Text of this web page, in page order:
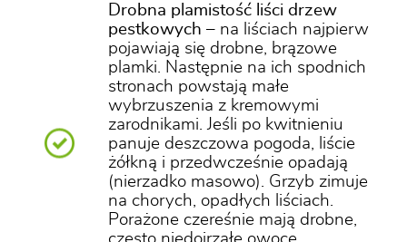
Drobna plamistość liści drzew
pestkowych – na liściach najpierw
pojawiają się drobne, brązowe
plamki. Następnie na ich spodnich
stronach powstają małe
wybrzuszenia z kremowymi
zarodnikami. Jeśli po kwitnieniu
panuje deszczowa pogoda, liście
żółkną i przedwcześnie opadają
(nierzadko masowo). Grzyb zimuje
na chorych, opadłych liściach.
Porażone czereśnie mają drobne,
często niedojrzałe owoce,